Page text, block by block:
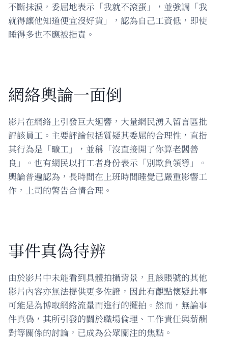
不斷抹淚，委屈地表示「我就不滾蛋」，並強調「我
就得讓他知道便宜沒好貨」，認為自己工資低，即使
睡得多也不應被指責。
網絡輿論一面倒
影片在網絡上引發巨大迴響，大量網民湧入留言區批
評該員工。主要評論包括質疑其委屈的合理性，直指
其行為是「曠工」，並稱「沒直接開了你算老闆善
良」。也有網民以打工者身份表示「別欺負領導」。
輿論普遍認為，長時間在上班時間睡覺已嚴重影響工
作，上司的警告合情合理。
事件真偽待辨
由於影片中未能看到具體拍攝背景，且該賬號的其他
影片內容亦無法提供更多佐證，因此有觀點懷疑此事
可能是為博取網絡流量而進行的擺拍。然而，無論事
件真偽，其所引發的關於職場倫理、工作責任與薪酬
對等關係的討論，已成為公眾關注的焦點。